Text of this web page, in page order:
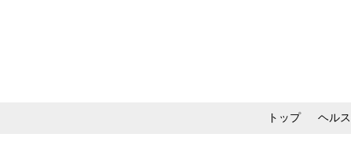
トップ ヘル